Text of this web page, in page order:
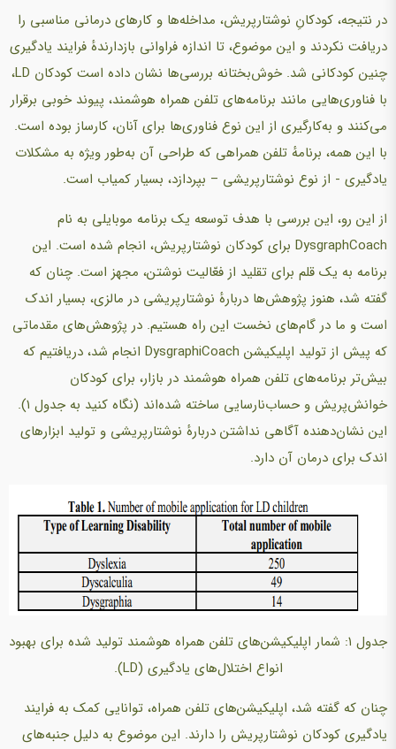
در نتیجه، کودکانِ نوشتارپریش، مداخله‌ها و کارهای درمانی مناسبی را
دریافت نکردند و این موضوع، تا اندازه فراوانی بازدارندهٔ فرایند یادگیری
چنین کودکانی شد. خوش‌بختانه بررسی‌ها نشان داده است کودکان LD،
با فناوری‌هایی مانند برنامه‌های تلفن همراه هوشمند، پیوند خوبی برقرار
می‌کنند و به‌کارگیری از این نوع فناوری‌ها برای آنان، کارساز بوده است.
با این همه، برنامهٔ تلفن همراهی که طراحی آن به‌طور ویژه به مشکلات
یادگیری - از نوع نوشتارپریشی – بپردازد، بسیار کمیاب است.
از این رو، این بررسی با هدف توسعه یک برنامه موبایلی به نام
DysgraphCoach برای کودکان نوشتارپریش، انجام شده است. این
برنامه به یک قلم برای تقلید از فعّالیت نوشتن، مجهز است. چنان که
گفته شد، هنوز پژوهش‌ها دربارهٔ نوشتارپریشی در مالزی، بسیار اندک
است و ما در گام‌های نخست این راه هستیم. در پژوهش‌های مقدماتی
که پیش از تولید اپلیکیشن DysgraphiCoach انجام شد، دریافتیم که
بیش‌تر برنامه‌های تلفن همراه هوشمند در بازار، برای کودکان
خوانش‌پریش و حساب‌نارسایی ساخته شده‌اند (نگاه کنید به جدول ۱).
این نشان‌دهنده آگاهی نداشتن دربارهٔ نوشتارپریشی و تولید ابزارهای
اندک برای درمان آن دارد.
جدول ۱: شمار اپلیکیشن‌های تلفن همراه هوشمند تولید شده برای بهبود
انواع اختلال‌های یادگیری (LD).
چنان که گفته شد، اپلیکیشن‌های تلفن همراه، توانایی کمک به فرایند
یادگیری کودکان نوشتارپریش را دارند. این موضوع به دلیل جنبه‌های